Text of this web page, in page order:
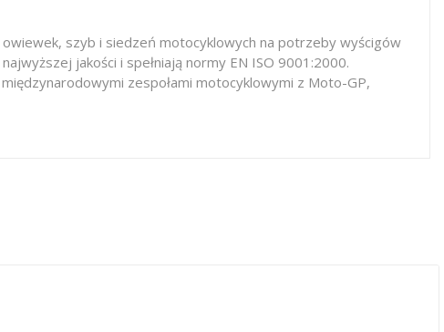
szyb i siedzeń motocyklowych na potrzeby wyścigów
jakości i spełniają normy EN ISO 9001:2000.
zespołami motocyklowymi z Moto-GP,